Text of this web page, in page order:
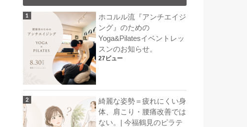
ホコルル流『アンチエイジ
ング』のための
Yoga&Pilatesイベントレッ
スンのお知らせ。
27ビュー
綺麗な姿勢＝疲れにくい身
体、肩こり・腰痛改善では
ない。| 今福鶴見のピラテ